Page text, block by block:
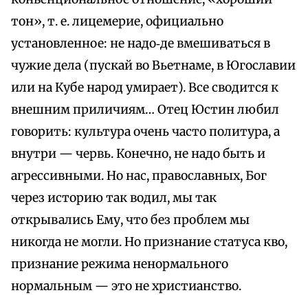
тон», т. е. лицемерие, официально
установленное: не надо‑де вмешиваться в
чужие дела (пускай во Вьетнаме, в Югославии
или на Кубе народ умирает). Все сводится к
внешним приличиям… Отец Юстин любил
говорить: культура очень часто политура, а
внутри — червь. Конечно, не надо быть и
агрессивными. Но нас, православных, Бог
через историю так водил, мы так
открывались Ему, что без проблем мы
никогда не могли. Но признание статуса кво,
признание режима ненормального
нормальным — это не христианство.